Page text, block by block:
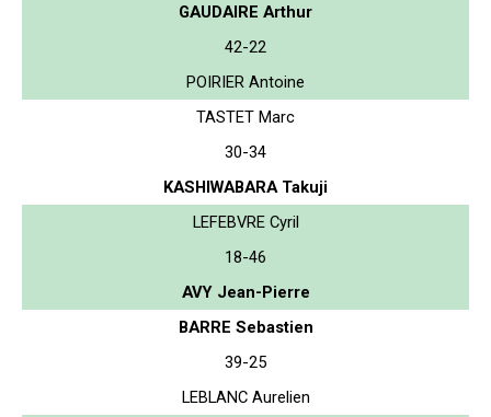
GAUDAIRE Arthur
42-22
POIRIER Antoine
TASTET Marc
30-34
KASHIWABARA Takuji
LEFEBVRE Cyril
18-46
AVY Jean-Pierre
BARRE Sebastien
39-25
LEBLANC Aurelien